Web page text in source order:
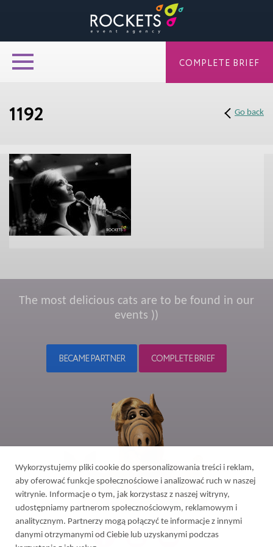
1192 Go back
The most delicious cats are to be found in our
events ))
BECAME PARTNER COMPLETE BRIEF
COMPLETE BRIEF
Wykorzystujemy pliki cookie do spersonalizowania treści i reklam,
aby oferować funkcje społecznościowe i analizować ruch w naszej
witrynie. Informacje o tym, jak korzystasz z naszej witryny,
udostępniamy partnerom społecznościowym, reklamowym i
analitycznym. Partnerzy mogą połączyć te informacje z innymi
danymi otrzymanymi od Ciebie lub uzyskanymi podczas